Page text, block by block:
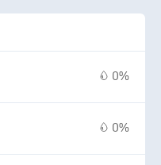
0%
0%